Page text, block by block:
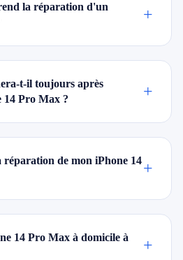
la réparation d'un
+
t-il toujours après
14 Pro Max ?
+
réparation de mon iPhone 14+
14 Pro Max à domicile à
+